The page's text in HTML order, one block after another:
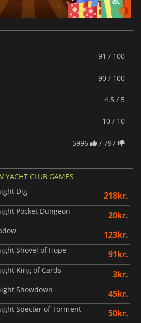
91 / 100
90 / 100
4.5 / 5
10 / 10
5996 / 797
YACHT CLUB GAMES
Dig
218kr.
Pocket Dungeon 20kr.
123kr.
Shovel of Hope 91kr.
King of Cards 3kr.
Showdown 45kr.
Specter of Torment 50kr.